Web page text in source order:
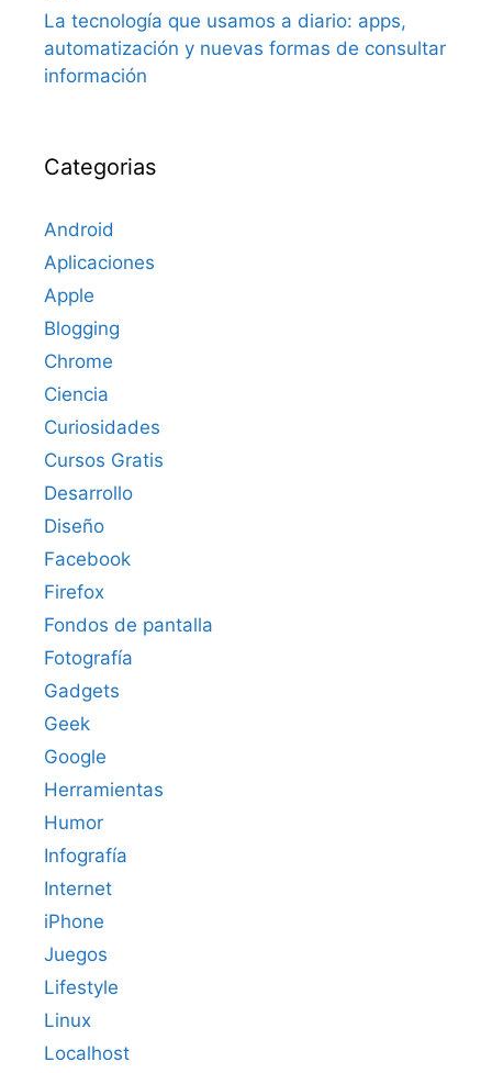
La tecnología que usamos a diario: apps,
automatización y nuevas formas de consultar
información
Categorias
Android
Aplicaciones
Apple
Blogging
Chrome
Ciencia
Curiosidades
Cursos Gratis
Desarrollo
Diseño
Facebook
Firefox
Fondos de pantalla
Fotografía
Gadgets
Geek
Google
Herramientas
Humor
Infografía
Internet
iPhone
Juegos
Lifestyle
Linux
Localhost